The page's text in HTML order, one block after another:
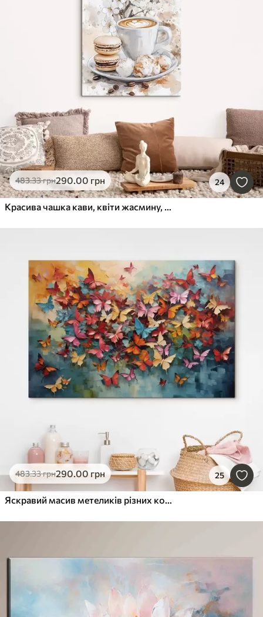
483.33грн290 .00 грн 24
483.33грн290.00 грн 25